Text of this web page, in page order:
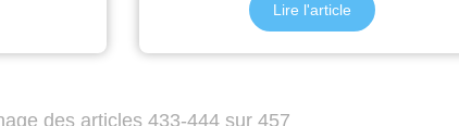
Lire l'article
des articles 433-444 sur 457